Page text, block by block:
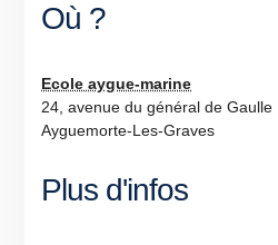
Où ?
Ecole aygue-marine
24, avenue du général de Gaulle
Ayguemorte-Les-Graves
Plus d'infos